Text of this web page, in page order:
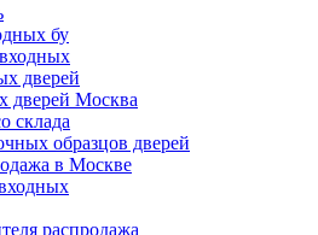
бу
дверей
дверей Москва
склада
образцов дверей
в Москве
распродажа